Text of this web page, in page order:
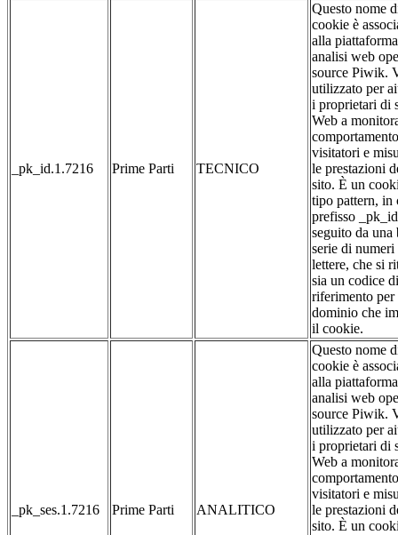
_pk_id.1.7216 Prime Parti TECNICO
Questo nome
cookie è
alla
analisi web
source Piwik.
utilizzato per
i proprietari di
Web a
visitatori e
le prestazioni
sito. È un
tipo pattern, in
prefisso
seguito da una
serie di numeri
lettere, che si
sia un codice di
riferimento
dominio che
il cookie.
_pk_ses.1.7216 Prime Parti ANALITICO
Questo nome
cookie è
alla
analisi web
source Piwik.
utilizzato per
i proprietari di
Web a
visitatori e
le prestazioni
sito. È un